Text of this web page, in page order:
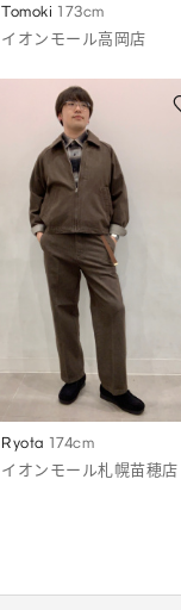
Tomoki 173cm
イオンモール高岡店
Ryota 174cm
イオンモール札幌苗穂店